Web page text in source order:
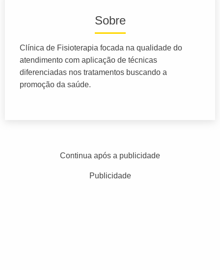
Sobre
Clínica de Fisioterapia focada na qualidade do
atendimento com aplicação de técnicas
diferenciadas nos tratamentos buscando a
promoção da saúde.
Continua após a publicidade
Publicidade